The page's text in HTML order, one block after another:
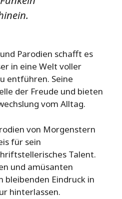
Parodien schafft es
in eine Welt voller
entführen. Seine
der Freude und bieten
vom Alltag.
von Morgenstern
für sein
Talent.
und amüsanten
bleibenden Eindruck in
hinterlassen.